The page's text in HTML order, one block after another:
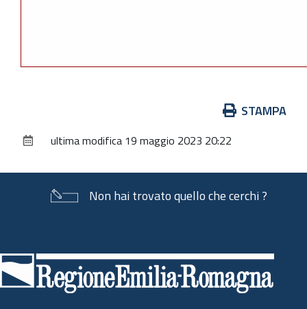
documento
STAMPA
ultima modifica 19 maggio 2023 20:22
Non hai trovato quello che cerchi ?
di
pagina